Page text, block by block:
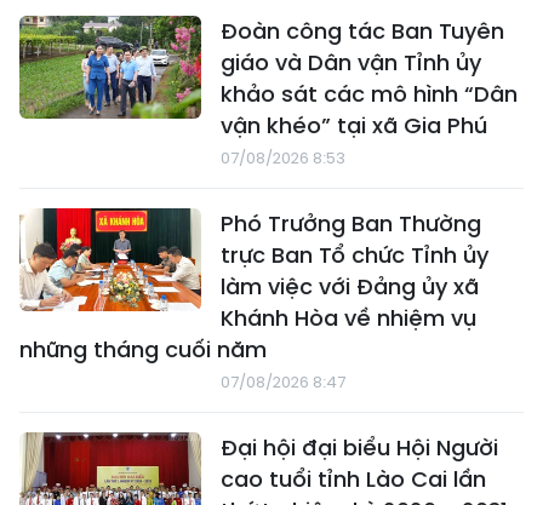
Đoàn công tác Ban Tuyên
giáo và Dân vận Tỉnh ủy
khảo sát các mô hình “Dân
vận khéo” tại xã Gia Phú
07/08/2026 8:53
Phó Trưởng Ban Thường
trực Ban Tổ chức Tỉnh ủy
làm việc với Đảng ủy xã
Khánh Hòa về nhiệm vụ
những tháng cuối năm
07/08/2026 8:47
Đại hội đại biểu Hội Người
cao tuổi tỉnh Lào Cai lần